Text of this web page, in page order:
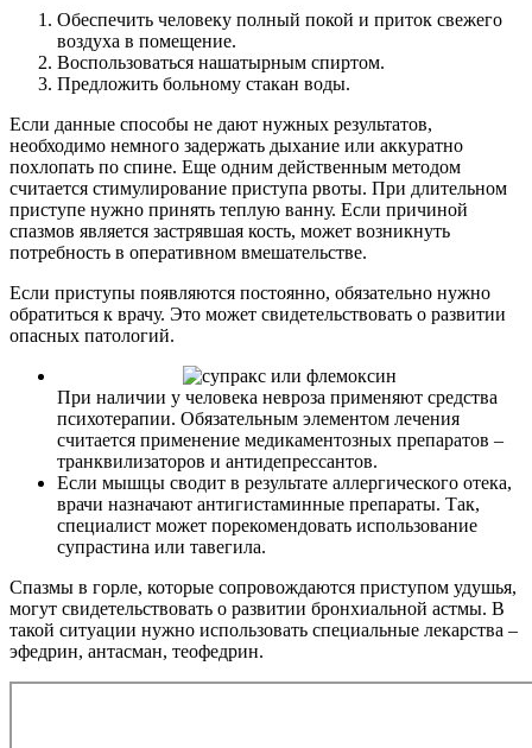
Обеспечить человеку полный покой и приток свежего
воздуха в помещение.
Воспользоваться нашатырным спиртом.
Предложить больному стакан воды.
Если данные способы не дают нужных результатов,
необходимо немного задержать дыхание или аккуратно
похлопать по спине. Еще одним действенным методом
считается стимулирование приступа рвоты. При длительном
приступе нужно принять теплую ванну. Если причиной
спазмов является застрявшая кость, может возникнуть
потребность в оперативном вмешательстве.
Если приступы появляются постоянно, обязательно нужно
обратиться к врачу. Это может свидетельствовать о развитии
опасных патологий.
При наличии у человека невроза применяют средства
психотерапии. Обязательным элементом лечения
считается применение медикаментозных препаратов –
транквилизаторов и антидепрессантов.
Если мышцы сводит в результате аллергического отека,
врачи назначают антигистаминные препараты. Так,
специалист может порекомендовать использование
супрастина или тавегила.
Спазмы в горле, которые сопровождаются приступом удушья,
могут свидетельствовать о развитии бронхиальной астмы. В
такой ситуации нужно использовать специальные лекарства –
эфедрин, антасман, теофедрин.